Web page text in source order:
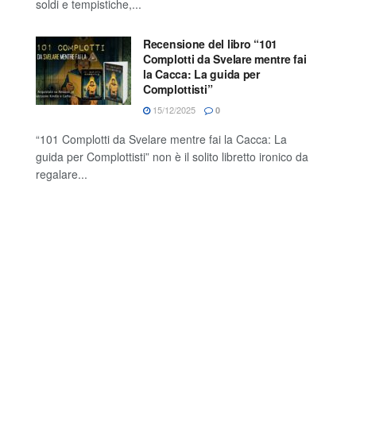
soldi e tempistiche,...
Recensione del libro “101
Complotti da Svelare mentre fai
la Cacca: La guida per
Complottisti”
15/12/2025 0
“101 Complotti da Svelare mentre fai la Cacca: La
guida per Complottisti” non è il solito libretto ironico da
regalare...